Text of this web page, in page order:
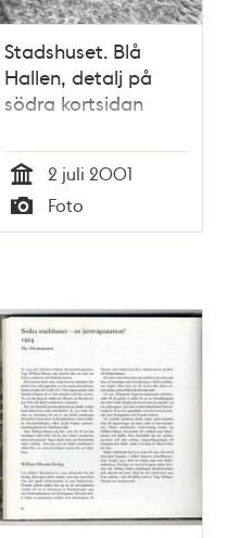
Stadshuset. Blå
Hallen, detalj på
södra kortsidan
Tid
2 juli 2001
Typ
Foto